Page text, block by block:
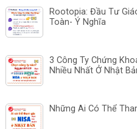
Rootopia: Đầu Tư
Toàn- Ý Nghĩa
3 Công Ty Chứng
Nhiều Nhất Ở Nhật
Những Ai Có Thể